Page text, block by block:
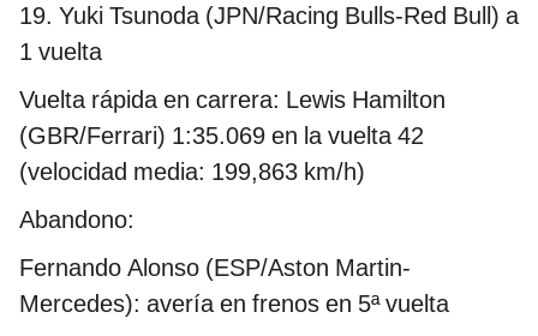
19. Yuki Tsunoda (JPN/Racing Bulls-Red Bull) a
1 vuelta
Vuelta rápida en carrera: Lewis Hamilton
(GBR/Ferrari) 1:35.069 en la vuelta 42
(velocidad media: 199,863 km/h)
Abandono:
Fernando Alonso (ESP/Aston Martin-
Mercedes): avería en frenos en 5ª vuelta